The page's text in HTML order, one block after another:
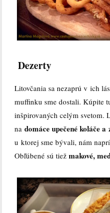
Dezerty
Litovčania sa nezaprú v ich
muffinku sme dostali. Kúpite
inšpirovaných celým svetom.
nadomáce upečené koláče a
u ktorej sme bývali, nám
Obľúbené sú tiežmakové,